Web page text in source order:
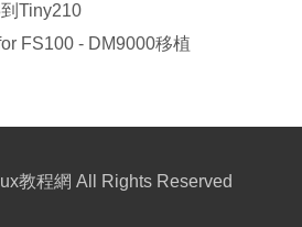
Tiny210
FS100 - DM9000移植
教程網 All Rights Reserved